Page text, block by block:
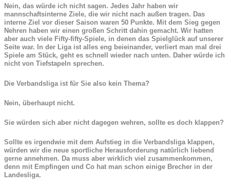
Nein, das würde ich nicht sagen. Jedes Jahr haben wir
mannschaftsinterne Ziele, die wir nicht nach außen tragen. Das
interne Ziel vor dieser Saison waren 50 Punkte. Mit dem Sieg gegen
Nehren haben wir einen großen Schritt dahin gemacht. Wir hatten
aber auch viele Fifty-fifty-Spiele, in denen das Spielglück auf unserer
Seite war. In der Liga ist alles eng beieinander, verliert man mal drei
Spiele am Stück, geht es schnell wieder nach unten. Daher würde ich
nicht von Tiefstapeln sprechen.
Die Verbandsliga ist für Sie also kein Thema?
Nein, überhaupt nicht.
Sie würden sich aber nicht dagegen wehren, sollte es doch klappen?
Sollte es irgendwie mit dem Aufstieg in die Verbandsliga klappen,
würden wir die neue sportliche Herausforderung natürlich liebend
gerne annehmen. Da muss aber wirklich viel zusammenkommen,
denn mit Empfingen und Co hat man schon einige Brecher in der
Landesliga.